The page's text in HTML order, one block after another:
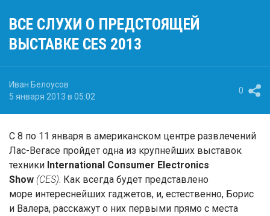
ВСЕ СЛУХИ О ПРЕДСТОЯЩЕЙ
ВЫСТАВКЕ CES 2013
Иван Белоусов
5 января 2013 в 05:02
0
С 8 по 11 января в американском центре развлечений
Лас-Вегасе пройдет одна из крупнейших выставок
техники International Consumer Electronics
Show (CES). Как всегда будет представлено
море интереснейших гаджетов, и, естественно, Борис
и Валера, расскажут о них первыми прямо с места